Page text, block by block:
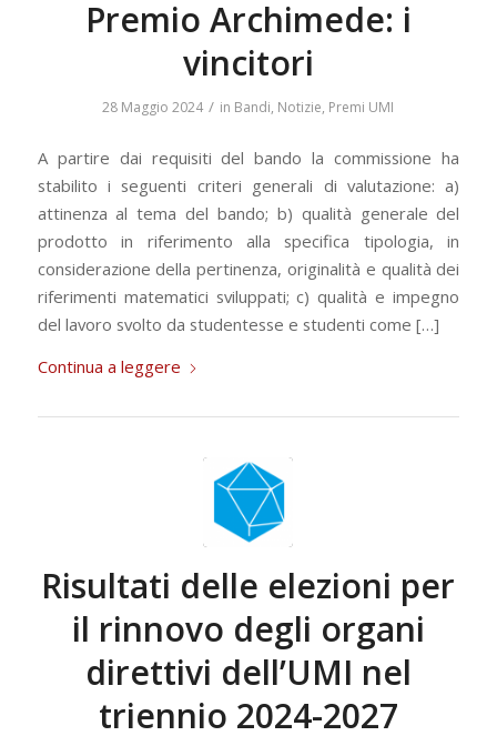
Premio Archimede: i
vincitori
28 Maggio 2024 / in Bandi, Notizie, Premi UMI
A partire dai requisiti del bando la commissione ha
stabilito i seguenti criteri generali di valutazione: a)
attinenza al tema del bando; b) qualità generale del
prodotto in riferimento alla specifica tipologia, in
considerazione della pertinenza, originalità e qualità dei
riferimenti matematici sviluppati; c) qualità e impegno
del lavoro svolto da studentesse e studenti come […]
Continua a leggere
Risultati delle elezioni per
il rinnovo degli organi
direttivi dell’UMI nel
triennio 2024-2027